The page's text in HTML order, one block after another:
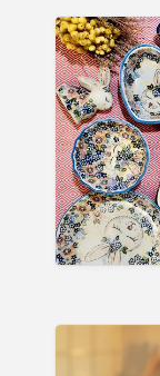
片，
打
卡
上
傳
粉
絲
頁
即
典
創
藝
多
元
鶯
歌
光
點
美
學
館
喜
迎
秋